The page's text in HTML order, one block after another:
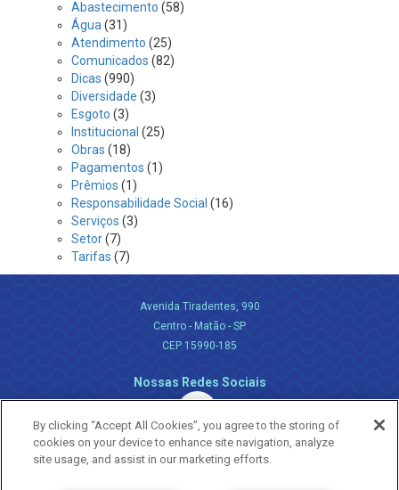
Abastecimento (58)
Água (31)
Atendimento (25)
Comunicados (82)
Dicas (990)
Diversidade (3)
Esgoto (3)
Institucional (25)
Obras (18)
Pagamentos (1)
Prêmios (1)
Responsabilidade Social (16)
Serviços (3)
Setor(7)
Tarifas (7)
Avenida Tiradentes, 990
Centro - Matão - SP
CEP 15990-185
Nossas Redes Sociais
By clicking “Accept All Cookies”, you agree to the storing of
cookies on your device to enhance site navigation, analyze
site usage, and assist in our marketing efforts.